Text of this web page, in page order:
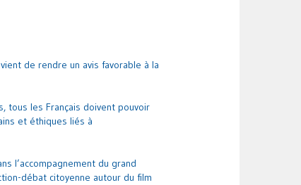
de rendre un avis favorable à la
tous les Français doivent pouvoir
et éthiques liés à
l’accompagnement du grand
débat citoyenne autour du film